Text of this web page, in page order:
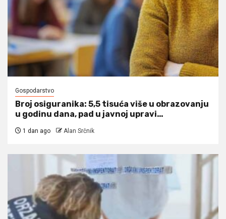
Gospodarstvo
Broj osiguranika: 5,5 tisuća više u obrazovanju
u godinu dana, pad u javnoj upravi…
1 dan ago Alan Srčnik